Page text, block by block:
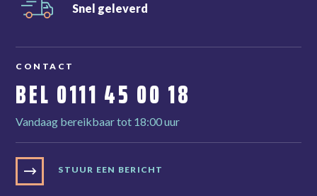
Snel geleverd
CONTACT
BEL 0111 45 00 18
Vandaag bereikbaar tot 18:00 uur
STUUR EEN BERICHT